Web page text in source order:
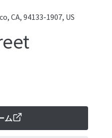
CA, 94133-1907, US
ム